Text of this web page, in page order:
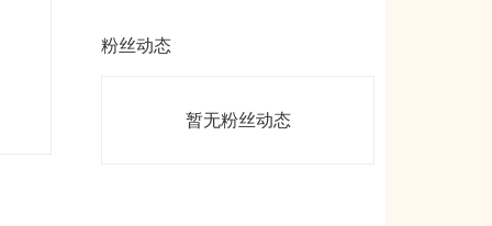
粉丝动态
暂无粉丝动态